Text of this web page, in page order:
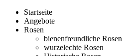
Startseite
Angebote
Rosen
bienenfreundliche Rosen
wurzelechte Rosen